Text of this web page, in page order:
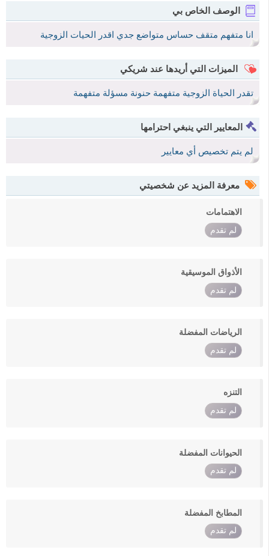
الوصف الخاص بي
انا متفهم متقف حساس متواضع جدي اقدر الحيات الزوجية
الميزات التي أريدها عند شريكي
تقدر الحياة الزوجية متفهمة حنونة مسؤلة متفهمة
المعايير التي ينبغي احترامها
لم يتم تخصيص أي معايير
معرفة المزيد عن شخصيتي
الاهتمامات
لم تقدم
الأذواق الموسيقية
لم تقدم
الرياضات المفضلة
لم تقدم
التنزه
لم تقدم
الحيوانات المفضلة
لم تقدم
المطابخ المفضلة
لم تقدم